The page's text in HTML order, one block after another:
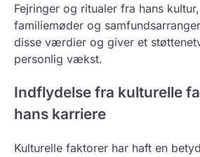
Fejringer og ritualer fra hans
familiemøder og
disse værdier og giver et
personlig vækst.
Indflydelse fra kulturelle
hans karriere
Kulturelle faktorer har haft en